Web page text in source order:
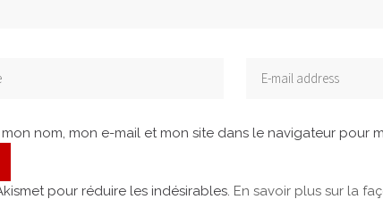
mon nom, mon e-mail et mon site dans le navigateur pour
pour réduire les indésirables. En savoir plus sur la